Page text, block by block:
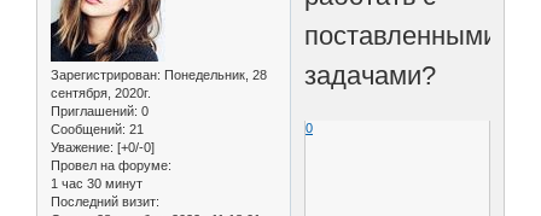
Зарегистрирован: Понедельник, 28
сентября, 2020г.
Приглашений: 0
Сообщений: 21
Уважение: [+0/-0]
Провел на форуме:
1 час 30 минут
Последний визит:
поставленными
задачами?
0